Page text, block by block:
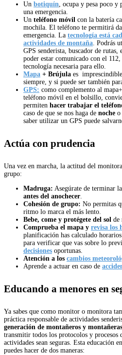
Un botiquín, ocupa y pesa poco y
una emergencia.
Un teléfono móvil con la batería
mochila. El teléfono te permitirá
emergencia. La tecnología está
actividades de montaña. Podrás
GPS senderista, buscador de rutas,
poder estar comunicado con el
tecnología necesaria para ello.
Mapa + Brújula es
siempre, y si puede ser también
GPS: como complemento al
teléfono móvil en el bolsillo,
permiten hacer trabajar el
caso de que se nos haga de noche o
saber utilizar un GPS puede
Actúa con prudencia
Una vez en marcha, la actitud del
grupo:
Madruga: Asegúrate de terminar
antes del anochecer.
Cohesión de grupo: No permitas
ritmo lo marca el más lento.
Bebe, come y protégete del sol de
Comprueba el mapa y revisa los
planificación has calculado
para verificar que vas sobre lo
decisiones oportunas.
Atención a los cambios
Aprende a actuar en caso de
Educando a menores en
Ya sabes que como monitor o monitora
práctica responsable de actividades
generación de montañeros y montañeras
transmitir todos los protocolos y procesos
actividades sean seguras. Esta educación
puedes hacer de dos maneras: